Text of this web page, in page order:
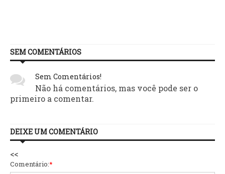
SEM COMENTÁRIOS
Sem Comentários!
Não há comentários, mas você pode ser o
primeiro a comentar.
DEIXE UM COMENTÁRIO
<<
Comentário:*